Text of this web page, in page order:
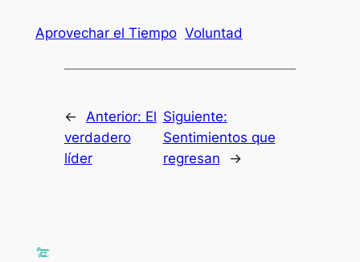
Aprovechar el Tiempo Voluntad
← Anterior: El
verdadero
líder
Siguiente:
Sentimientos que
regresan
→